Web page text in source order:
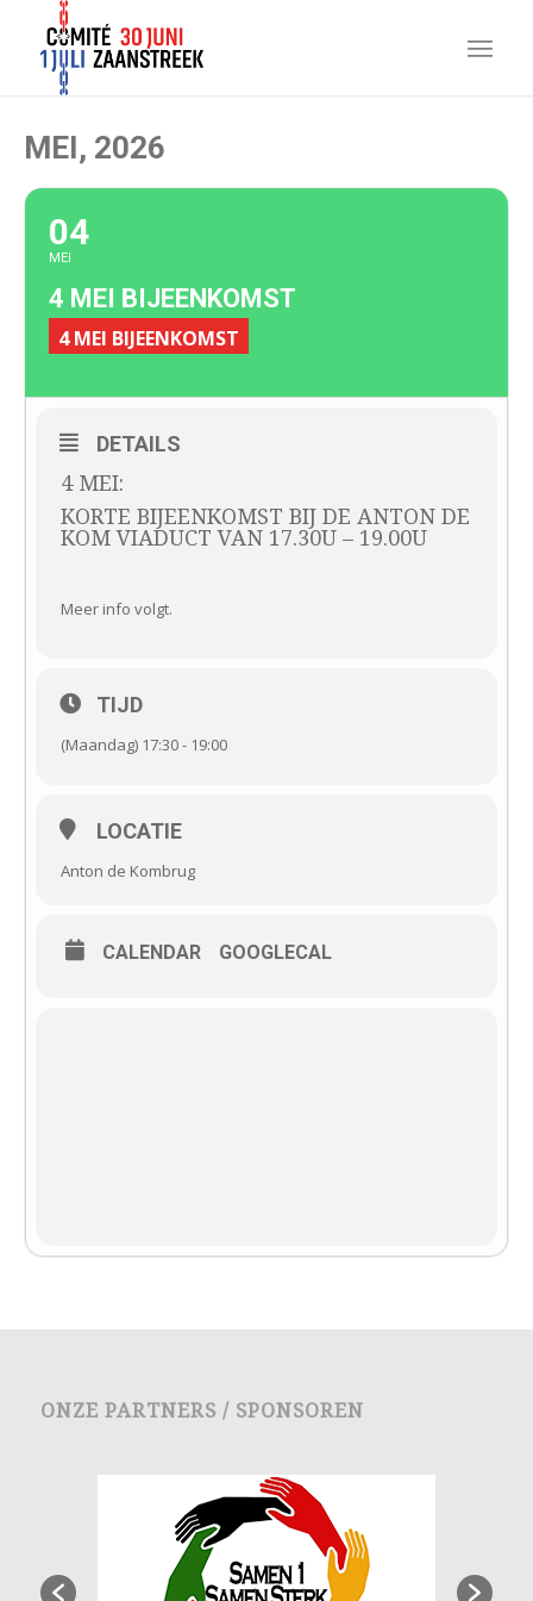
MEI, 2026
04
MEI
4 MEI BIJEENKOMST
4 MEI BIJEENKOMST
DETAILS
4 MEI:
KORTE BIJEENKOMST BIJ DE ANTON DE
KOM VIADUCT VAN 17.30U – 19.00U
Meer info volgt.
TIJD
(Maandag) 17:30 - 19:00
LOCATIE
Anton de Kombrug
CALENDAR GOOGLECAL
ONZE PARTNERS / SPONSOREN